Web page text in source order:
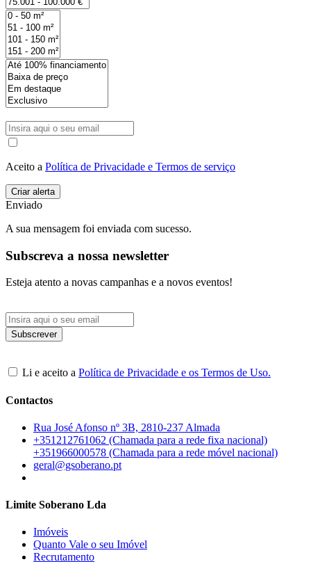
Aceito a Política de Privacidade e Termos de serviço
Enviado
A sua mensagem foi enviada com sucesso.
Subscreva a nossa newsletter
Esteja atento a novas campanhas e a novos eventos!
Li e aceito a Política de Privacidade e os Termos de Uso.
Contactos
Rua José Afonso nº 3B, 2810-237 Almada
+351212761062 (Chamada para a rede fixa nacional)
+351966000578 (Chamada para a rede móvel nacional)
geral@gsoberano.pt
Limite Soberano Lda
Imóveis
Quanto Vale o seu Imóvel
Recrutamento